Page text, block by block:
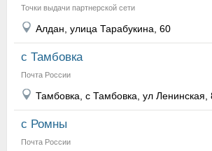
Точки выдачи партнерской сети
Алдан, улица Тарабукина, 60
с Тамбовка
Почта России
Тамбовка, с Тамбовка, ул Ленинская,
с Ромны
Почта России